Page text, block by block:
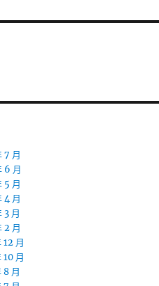
7 月
6 月
5 月
4 月
3 月
2 月
月
月
8 月